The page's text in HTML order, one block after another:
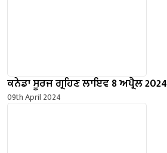
ਕਨੇਡਾ ਸੂਰਜ ਗ੍ਰਹਿਣ ਲਾਇਵ 8 ਅਪ੍ਰੈਲ 2024
09th April 2024